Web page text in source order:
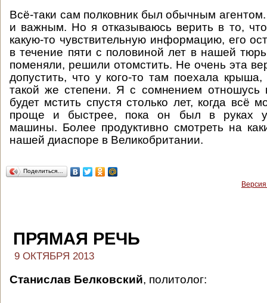
Всё-таки сам полковник был обычным
и важным. Но я отказываюсь верить в то,
какую-то чувствительную информацию, его
в течение пяти с половиной лет в нашей
поменяли, решили отомстить. Не очень эта
допустить, что у кого-то там поехала
такой же степени. Я с сомнением отношусь
будет мстить спустя столько лет, когда всё
проще и быстрее, пока он был в руках у
машины. Более продуктивно смотреть на
нашей диаспоре в Великобритании.
Поделиться…
ПРЯМАЯ РЕЧЬ
9 ОКТЯБРЯ 2013
Станислав Белковский, политолог: